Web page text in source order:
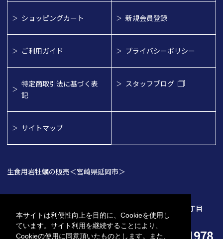
本サイトは利便性向上を目的に、Cookieを使用し
ています。サイト利用を継続することにより、
Cookieの使用に同意頂いたものとします。また、
ショッピングカート 新規会員登録
ご利用ガイド プライバシーポリシー
特定商取引法に基づく表
記
スタッフブログ
サイトマップ
生食用岩牡蠣の販売＜宮崎県延岡市＞
〒882-0874
宮崎県延岡市伊達町1丁目
5846番地
0982-23-1978